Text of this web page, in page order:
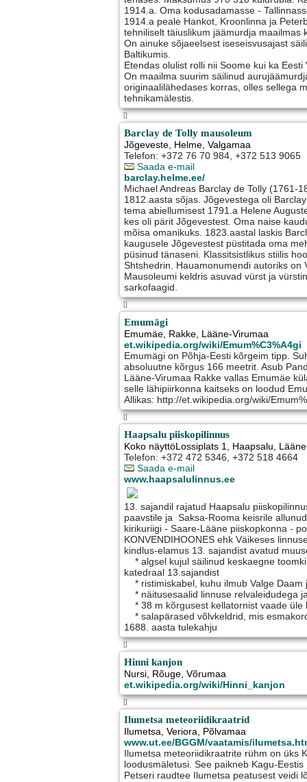
1914.a. Oma kodusadamasse -
1914.a peale Hankot, Kroonlinna ja
tehniliselt täiuslikum jäämurdja maailmas
On ainuke sõjaeelsest iseseisvusajast
Baltikumis.
Etendas olulist rolli nii Soome kui ka Eesti
On maailma suurim säilinud
originaalilähedases korras, olles sellega
tehnikamälestis.
[]
Barclay de Tolly mausoleum
Jõgeveste, Helme, Valgamaa
Telefon: +372 76 70 984, +372 513 9065
Saada e-mail
barclay.helme.ee/
Michael Andreas Barclay de Tolly (1761-
1812.aasta sõjas. Jõgevestega oli
tema abiellumisest 1791.a Helene
kes oli pärit Jõgevestest. Oma naise
mõisa omanikuks. 1823.aastal laskis
kaugusele Jõgevestest püstitada oma
püsinud tänaseni. Klassitsistlikus stiilis
Shtshedrin. Hauamonumendi autoriks on
Mausoleumi keldris asuvad vürst ja
sarkofaagid.
[]
Emumägi
Emumäe, Rakke, Lääne-Virumaa
et.wikipedia.org/wiki/Emum%C3%A4gi
Emumägi on Põhja-Eesti kõrgeim tipp.
absoluutne kõrgus 166 meetrit. Asub
Lääne-Virumaa Rakke vallas Emumäe
selle lähipiirkonna kaitseks on loodud
Allikas: http://et.wikipedia.org/wiki/
[]
Haapsalu piiskopilinnus
Koko näyttöLossiplats 1, Haapsalu,
Telefon: +372 472 5346, +372 518 4664
Saada e-mail
www.haapsalulinnus.ee
13. sajandil rajatud Haapsalu
paavstile ja Saksa-Rooma keisrile
kirikuriigi - Saare-Lääne piiskopkonna -
KONVENDIHOONES ehk Väikeses
kindlus-elamus 13. sajandist avatud
* algsel kujul säilinud keskaegne
katedraal 13.sajandist
* ristimiskabel, kuhu ilmub Valge Daam
* näitusesaalid linnuse relvaleidudega
* 38 m kõrgusest kellatornist vaade üle
* salapärased võlvkeldrid, mis
1688. aasta tulekahju
[]
Hinni kanjon
Nursi, Rõuge, Võrumaa
et.wikipedia.org/wiki/Hinni_kanjon
[]
Ilumetsa meteoriidikraatrid
Ilumetsa,Veriora, Põlvamaa
www.ut.ee/BGGM/vaatamis/
Ilumetsa meteoriidikraatrite rühm on üks
loodusmäletusi. See paikneb Kagu-
Petseri raudtee Ilumetsa peatusest veidi